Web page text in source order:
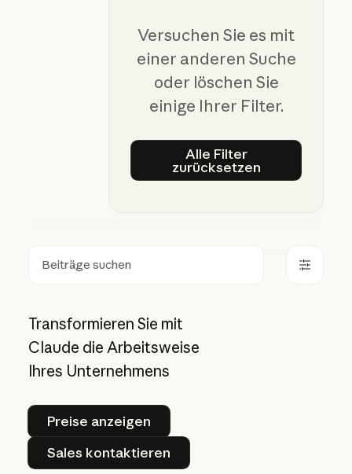
Versuchen Sie es mit
einer anderen Suche
oder löschen Sie
einige Ihrer Filter.
Alle Filter
zurücksetzen
Alle Filter
Suchen
Transformieren Sie mit
Claude die Arbeitsweise
Ihres Unternehmens
Preise anzeigen
Preise anzeigen
Sales kontaktieren
Sales kontaktieren